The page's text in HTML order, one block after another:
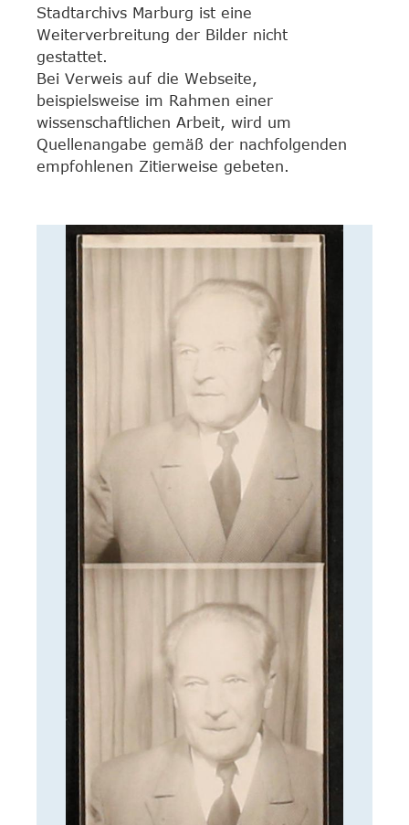
Stadtarchivs Marburg ist eine
Weiterverbreitung der Bilder nicht
gestattet.
Bei Verweis auf die Webseite,
beispielsweise im Rahmen einer
wissenschaftlichen Arbeit, wird um
Quellenangabe gemäß der nachfolgenden
empfohlenen Zitierweise gebeten.